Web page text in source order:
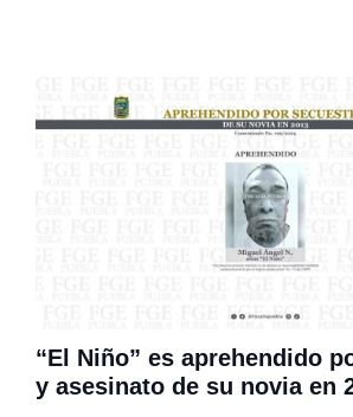
“El Niño” es aprehendido
y asesinato de su novia en